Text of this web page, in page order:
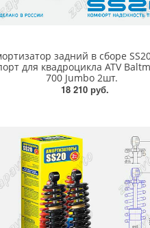
задний в сборе
для квадроцикла ATV
700 Jumbo 2шт.
18 210 руб.